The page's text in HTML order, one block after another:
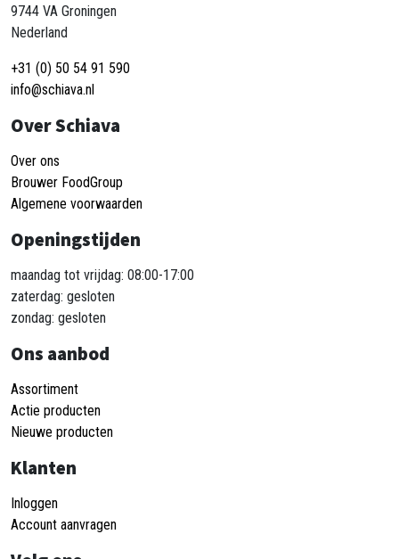
9744 VA Groningen
Nederland
+31 (0) 50 54 91 590
info@schiava.nl
Over Schiava
Over ons
Brouwer FoodGroup
Algemene voorwaarden
Openingstijden
maandag tot vrijdag: 08:00-17:00
zaterdag: gesloten
zondag: gesloten
Ons aanbod
Assortiment
Actie producten
Nieuwe producten
Klanten
Inloggen
Account aanvragen